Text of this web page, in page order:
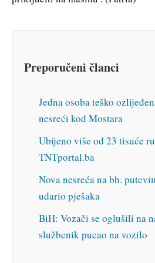
Preporučeni članci
Jedna osoba teško
nesreći kod Mostara
Ubijeno više od 23 tisuće
TNTportal.ba
Nova nesreća na bh.
udario pješaka
BiH: Vozači se oglušili na
službenik pucao na vozilo